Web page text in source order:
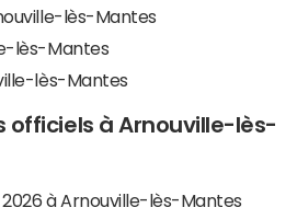
lès-Mantes
lès-Mantes
lès-Mantes
officiels à Arnouville-lès-
à Arnouville-lès-Mantes